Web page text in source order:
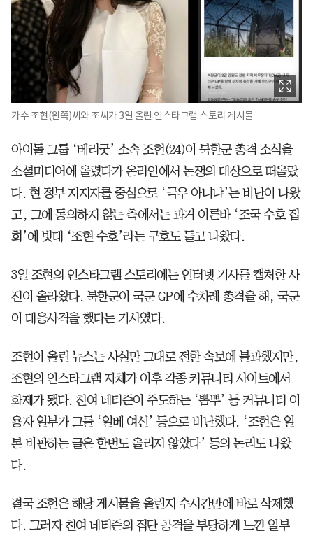
가수 조현(왼쪽)씨와 조씨가 3일 올린 인스타그램 스토리 게시물
아이돌 그룹 ‘베리굿’ 소속 조현(24)이 북한군 총격 소식을
소셜미디어에 올렸다가 온라인에서 논쟁의 대상으로 떠올랐
다. 현 정부 지지자를 중심으로 ‘극우 아니냐’는 비난이 나왔
고, 그에 동의하지 않는 측에서는 과거 이른바 ‘조국 수호 집
회’에 빗대 ‘조현 수호’라는 구호도 들고 나왔다.
3일 조현의 인스타그램 스토리에는 인터넷 기사를 캡처한 사
진이 올라왔다. 북한군이 국군 GP에 수차례 총격을 해, 국군
이 대응사격을 했다는 기사였다.
조현이 올린 뉴스는 사실만 그대로 전한 속보에 불과했지만,
조현의 인스타그램 자체가 이후 각종 커뮤니티 사이트에서
화제가 됐다. 친여 네티즌이 주도하는 ‘뽐뿌’ 등 커뮤니티 이
용자 일부가 그를 ‘일베 여신’ 등으로 비난했다. ‘조현은 일
본 비판하는 글은 한번도 올리지 않았다’ 등의 논리도 나왔
다.
결국 조현은 해당 게시물을 올린지 수시간만에 바로 삭제했
다. 그러자 친여 네티즌의 집단 공격을 부당하게 느낀 일부